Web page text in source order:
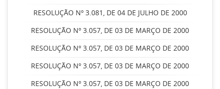
RESOLUÇÃO Nº 3.081, DE 04 DE JULHO DE 2000
RESOLUÇÃO Nº 3.057, DE 03 DE MARÇO DE 2000
RESOLUÇÃO Nº 3.057, DE 03 DE MARÇO DE 2000
RESOLUÇÃO Nº 3.057, DE 03 DE MARÇO DE 2000
RESOLUÇÃO Nº 3.057, DE 03 DE MARÇO DE 2000